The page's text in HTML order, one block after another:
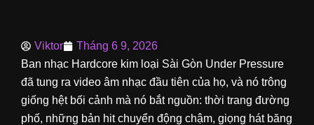
Viktor
Tháng 6 9, 2026
Ban nhạc Hardcore kim loại Sài Gòn Under Pressure
đã tung ra video âm nhạc đầu tiên của họ, và nó trông
giống hệt bối cảnh mà nó bắt nguồn: thời trang đường
phố, những bản hit chuyển động chậm, giọng hát băng